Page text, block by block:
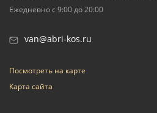
Ежедневно с 9:00 до 20:00
van@abri-kos.ru
Посмотреть на карте
Карта сайта